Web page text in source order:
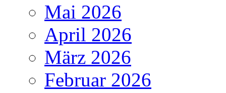
Mai 2026
April 2026
März 2026
Februar 2026